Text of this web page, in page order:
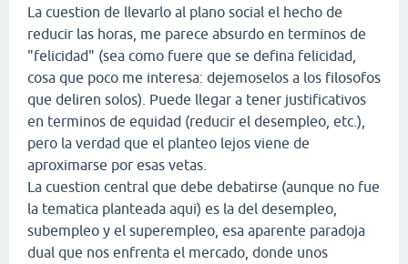
La cuestion de llevarlo al plano social el hecho de
reducir las horas, me parece absurdo en terminos de
"felicidad" (sea como fuere que se defina felicidad,
cosa que poco me interesa: dejemoselos a los filosofos
que deliren solos). Puede llegar a tener justificativos
en terminos de equidad (reducir el desempleo, etc.),
pero la verdad que el planteo lejos viene de
aproximarse por esas vetas.
La cuestion central que debe debatirse (aunque no fue
la tematica planteada aqui) es la del desempleo,
subempleo y el superempleo, esa aparente paradoja
dual que nos enfrenta el mercado, donde unos